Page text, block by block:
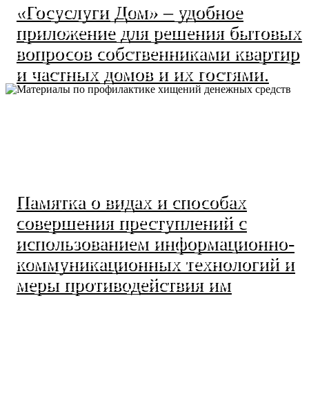
«Госуслуги Дом» – удобное
приложение для решения бытовых
вопросов собственниками квартир
и частных домов и их гостями.
Памятка о видах и способах
совершения преступлений с
использованием информационно-
коммуникационных технологий и
меры противодействия им